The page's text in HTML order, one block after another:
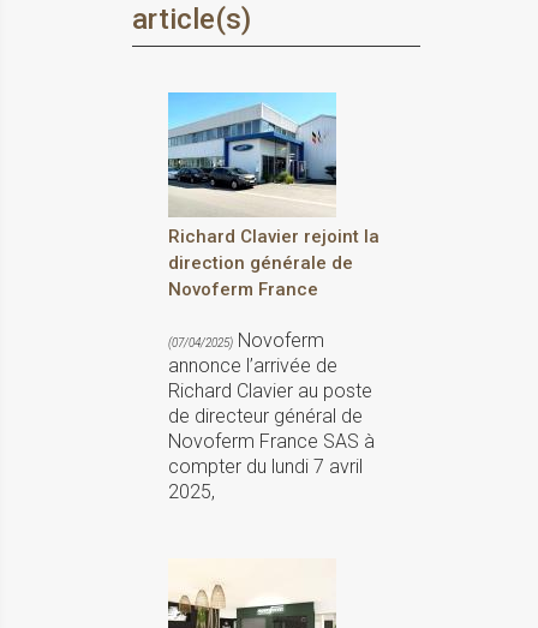
article(s)
Richard Clavier rejoint la
direction générale de
Novoferm France
(07/04/2025) Novoferm
annonce l’arrivée de
Richard Clavier au poste
de directeur général de
Novoferm France SAS à
compter du lundi 7 avril
2025,